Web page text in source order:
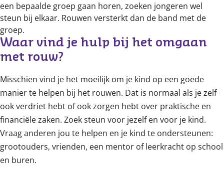
een bepaalde groep gaan horen, zoeken jongeren wel
steun bij elkaar. Rouwen versterkt dan de band met de
groep.
Waar vind je hulp bij het omgaan
met rouw?
Misschien vind je het moeilijk om je kind op een goede
manier te helpen bij het rouwen. Dat is normaal als je zelf
ook verdriet hebt of ook zorgen hebt over praktische en
financiële zaken. Zoek steun voor jezelf en voor je kind.
Vraag anderen jou te helpen en je kind te ondersteunen:
grootouders, vrienden, een mentor of leerkracht op school
en buren.